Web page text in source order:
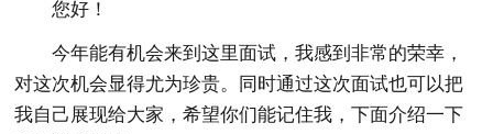
您好！
今年能有机会来到这里面试，我感到非常的荣幸，
对这次机会显得尤为珍贵。同时通过这次面试也可以把
我自己展现给大家，希望你们能记住我，下面介绍一下